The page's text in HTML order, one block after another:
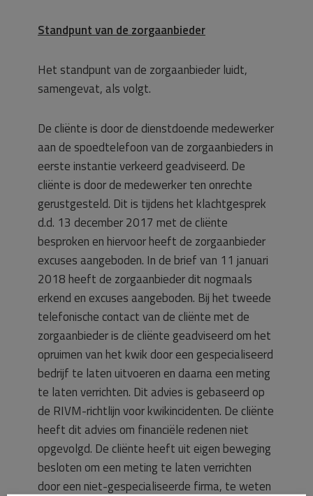
Standpunt van de zorgaanbieder
Het standpunt van de zorgaanbieder luidt,
samengevat, als volgt.
De cliënte is door de dienstdoende medewerker
aan de spoedtelefoon van de zorgaanbieders in
eerste instantie verkeerd geadviseerd. De
cliënte is door de medewerker ten onrechte
gerustgesteld. Dit is tijdens het klachtgesprek
d.d. 13 december 2017 met de cliënte
besproken en hiervoor heeft de zorgaanbieder
excuses aangeboden. In de brief van 11 januari
2018 heeft de zorgaanbieder dit nogmaals
erkend en excuses aangeboden. Bij het tweede
telefonische contact van de cliënte met de
zorgaanbieder is de cliënte geadviseerd om het
opruimen van het kwik door een gespecialiseerd
bedrijf te laten uitvoeren en daarna een meting
te laten verrichten. Dit advies is gebaseerd op
de RIVM-richtlijn voor kwikincidenten. De cliënte
heeft dit advies om financiële redenen niet
opgevolgd. De cliënte heeft uit eigen beweging
besloten om een meting te laten verrichten
door een niet-gespecialiseerde firma, te weten